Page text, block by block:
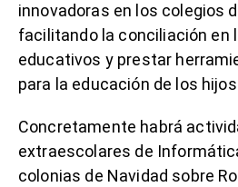
innovadoras en los colegios
facilitando la conciliación en
educativos y prestar
para la educación de los
Concretamente habrá
extraescolares de
colonias de Navidad sobre